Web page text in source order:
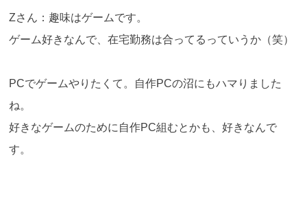
Zさん：趣味はゲームです。
ゲーム好きなんで、在宅勤務は合ってるっていうか（笑）
PCでゲームやりたくて。自作PCの沼にもハマりました
ね。
好きなゲームのために自作PC組むとかも、好きなんで
す。